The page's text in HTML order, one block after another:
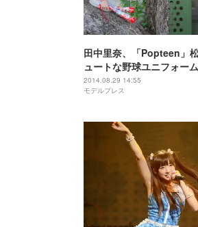
田中里奈、「Popteen」
ュートな野球ユニフォー
2014.08.29 14:55
モデルプレス